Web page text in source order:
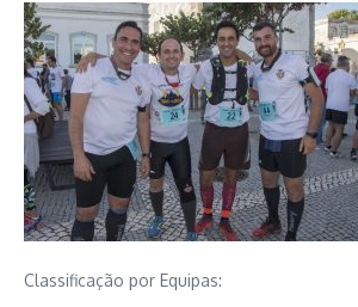
Classificação por Equipas: